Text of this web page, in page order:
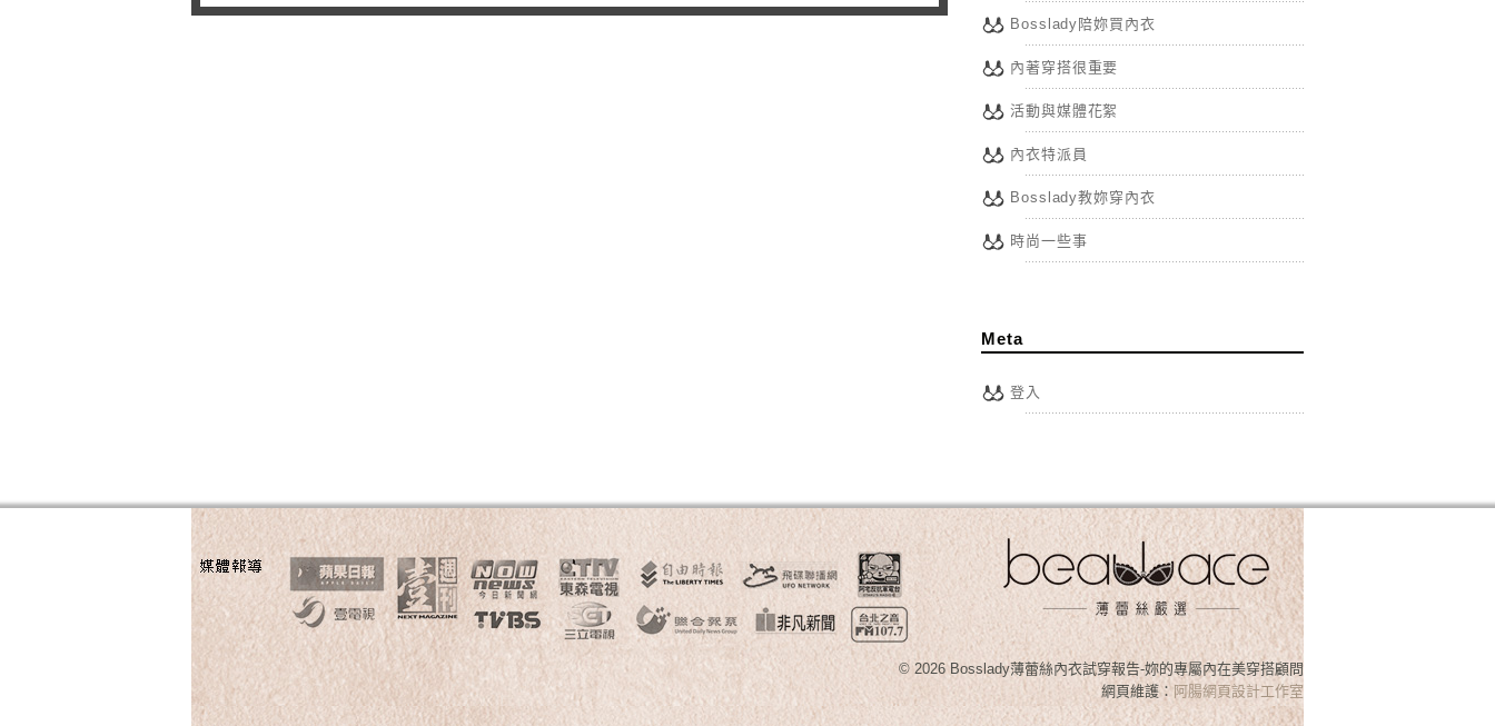
Bosslady陪妳買內衣
內著穿搭很重要
活動與媒體花絮
內衣特派員
Bosslady教妳穿內衣
時尚一些事
Meta
登入
© 2026 Bosslady薄蕾絲內衣試穿報告-妳的專屬內在美穿搭顧問
網頁維護： 阿腸網頁設計工作室